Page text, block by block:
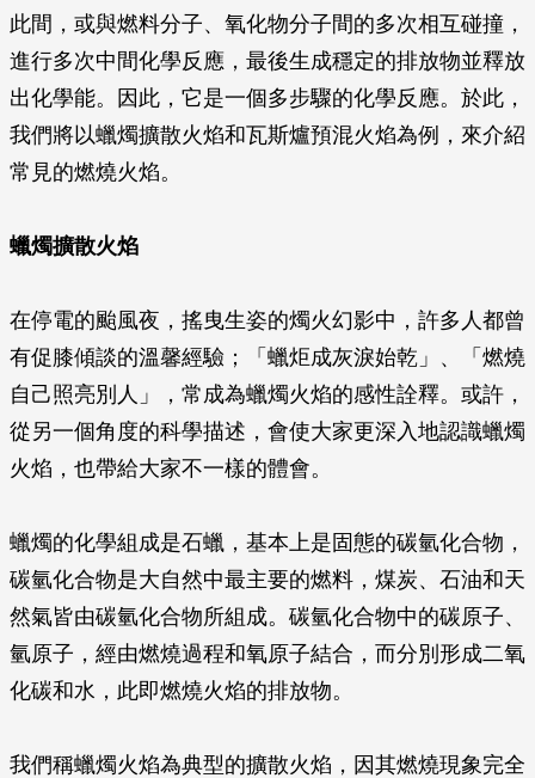
此間，或與燃料分子、氧化物分子間的多次相互碰撞，
進行多次中間化學反應，最後生成穩定的排放物並釋放
出化學能。因此，它是一個多步驟的化學反應。於此，
我們將以蠟燭擴散火焰和瓦斯爐預混火焰為例，來介紹
常見的燃燒火焰。
蠟燭擴散火焰
在停電的颱風夜，搖曳生姿的燭火幻影中，許多人都曾
有促膝傾談的溫馨經驗；「蠟炬成灰淚始乾」、「燃燒
自己照亮別人」，常成為蠟燭火焰的感性詮釋。或許，
從另一個角度的科學描述，會使大家更深入地認識蠟燭
火焰，也帶給大家不一樣的體會。
蠟燭的化學組成是石蠟，基本上是固態的碳氫化合物，
碳氫化合物是大自然中最主要的燃料，煤炭、石油和天
然氣皆由碳氫化合物所組成。碳氫化合物中的碳原子、
氫原子，經由燃燒過程和氧原子結合，而分別形成二氧
化碳和水，此即燃燒火焰的排放物。
我們稱蠟燭火焰為典型的擴散火焰，因其燃燒現象完全